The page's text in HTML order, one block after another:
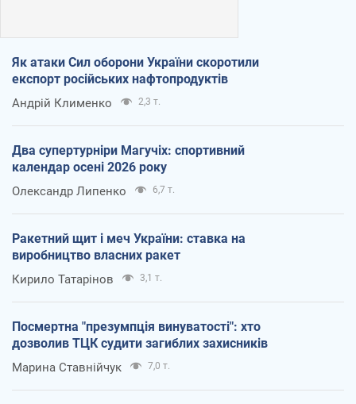
Як атаки Сил оборони України скоротили
експорт російських нафтопродуктів
Андрій Клименко 2,3 т.
Два супертурніри Магучіх: спортивний
календар осені 2026 року
Олександр Липенко 6,7 т.
Ракетний щит і меч України: ставка на
виробництво власних ракет
Кирило Татарінов 3,1 т.
Посмертна "презумпція винуватості": хто
дозволив ТЦК судити загиблих захисників
Марина Ставнійчук 7,0 т.